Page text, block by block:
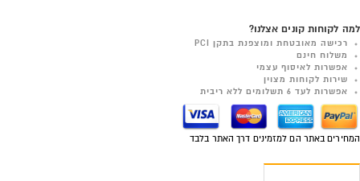
למה לקוחות קונים אצלנו?
רכישה מאובטחת ומוצפנת בתקן PCI
משלוח חינם
אפשרות לאיסוף עצמי
שירות לקוחות מצוין
אפשרות לעד 6 תשלומים ללא ריבית
המחירים באתר הם למזמינים דרך האתר בלבד